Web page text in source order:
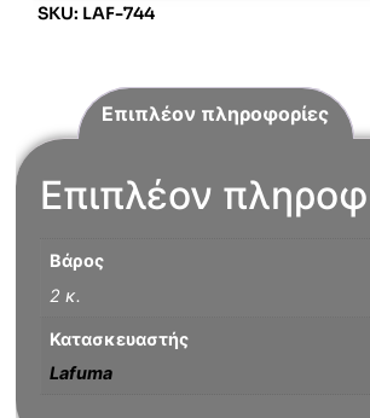
SKU: LAF-744
Επιπλέον πληροφορίες
Επιπλέον
Βάρος
2 κ.
Κατασκευαστής
Lafuma